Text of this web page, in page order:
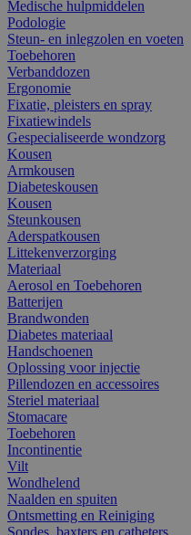
Medische hulpmiddelen
Podologie
Steun- en inlegzolen en voeten
Toebehoren
Verbanddozen
Ergonomie
Fixatie, pleisters en spray
Fixatiewindels
Gespecialiseerde wondzorg
Kousen
Armkousen
Diabeteskousen
Kousen
Steunkousen
Aderspatkousen
Littekenverzorging
Materiaal
Aerosol en Toebehoren
Batterijen
Brandwonden
Diabetes materiaal
Handschoenen
Oplossing voor injectie
Pillendozen en accessoires
Steriel materiaal
Stomacare
Toebehoren
Incontinentie
Vilt
Wondhelend
Naalden en spuiten
Ontsmetting en Reiniging
Sondes, baxters en catheters